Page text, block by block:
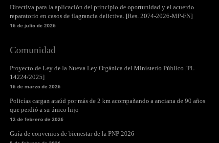
Directiva para la aplicación del principio de oportunidad y el acuerdo
reparatorio en casos de flagrancia delictiva. [Res. 2074-2026-MP-FN]
16 de julio de 2026
Comunidad
Proyecto de Ley de la Nueva Ley Orgánica del Ministerio Público [PL
14224/2025]
16 de marzo de 2026
Policías cargan ataúd por más de 2 km acompañando a anciana de 90 años
que perdió a su único hijo
12 de febrero de 2026
Guía de convenios de bienestar de la PNP 2026